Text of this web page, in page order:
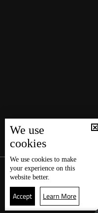
We use
cookies
We use cookies to make
your experience on this
website better.
Accept Learn More